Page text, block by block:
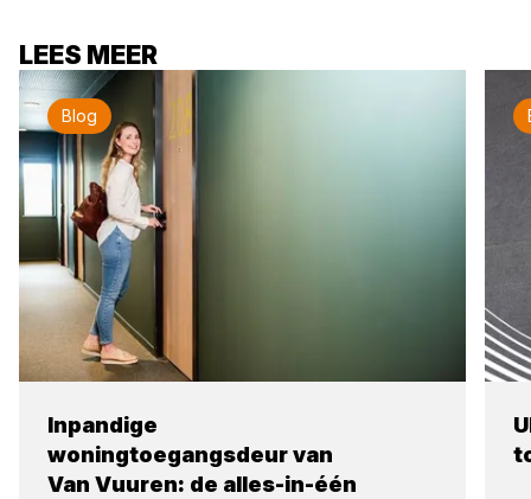
LEES MEER
Blog
Inpandige
woningtoegangsdeur van
Van Vuuren: de alles-in-één